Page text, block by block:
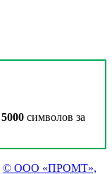
5000 символов за
© ООО «ПРОМТ»,